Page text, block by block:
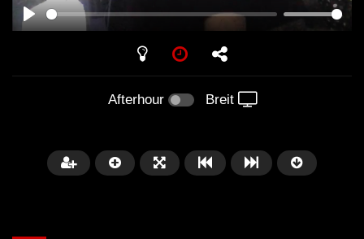
PLAY
Afterhour Breit